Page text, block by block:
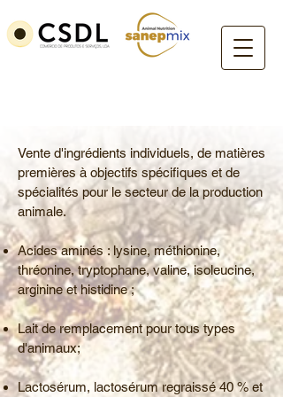
Vente d'ingrédients individuels, de matières
premières à objectifs spécifiques et de
spécialités pour le secteur de la production
animale.
Acides aminés : lysine, méthionine,
thréonine, tryptophane, valine, isoleucine,
arginine et histidine ;
Lait de remplacement pour tous types
d'animaux;
Lactosérum, lactosérum regraissé 40 % et